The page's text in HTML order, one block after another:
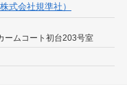
式会社規準社）
ームコート初台203号室